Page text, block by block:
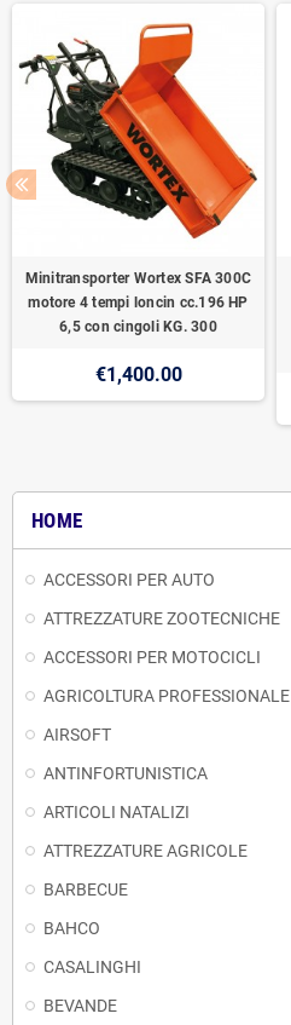
HOME
ACCESSORI PER AUTO
ATTREZZATURE ZOOTECNICHE
ACCESSORI PER MOTOCICLI
AGRICOLTURA PROFESSIONALE
AIRSOFT
ANTINFORTUNISTICA
ARTICOLI NATALIZI
ATTREZZATURE AGRICOLE
BARBECUE
BAHCO
CASALINGHI
BEVANDE
Minitransporter Wortex SFA 300C
motore 4 tempi loncin cc.196 HP
6,5 con cingoli KG. 300
€1,400.00